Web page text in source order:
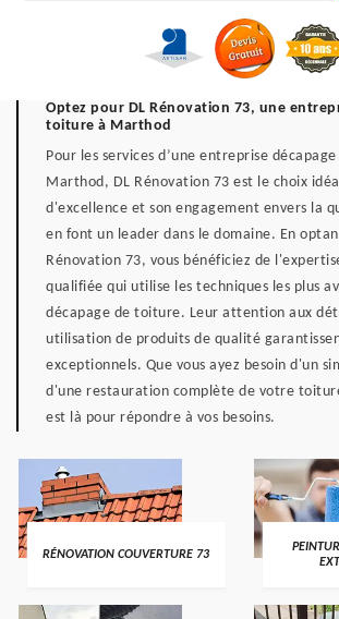
Optez pour DL Rénovation 73, une
toiture à Marthod
Pour les services d’une entreprise
Marthod, DL Rénovation 73 est le choix
d'excellence et son engagement envers la
en font un leader dans le domaine. En
Rénovation 73, vous bénéficiez de
qualifiée qui utilise les techniques les plus
décapage de toiture. Leur attention aux
utilisation de produits de qualité
exceptionnels. Que vous ayez besoin d'un
d'une restauration complète de votre
est là pour répondre à vos besoins.
RÉNOVATION COUVERTURE 73